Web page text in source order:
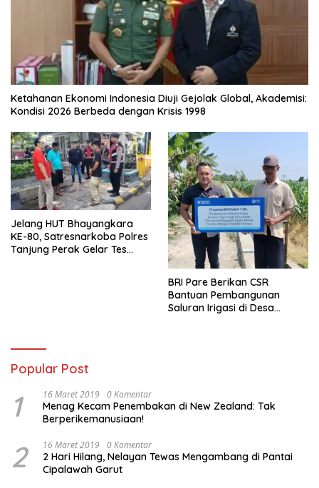
Ketahanan Ekonomi Indonesia Diuji Gejolak Global, Akademisi:
Kondisi 2026 Berbeda dengan Krisis 1998
Jelang HUT Bhayangkara
KE-80, Satresnarkoba Polres
Tanjung Perak Gelar Tes
BRI Pare Berikan CSR
Bantuan Pembangunan
Saluran Irigasi di Desa
Popular Post
1 16 Maret 2019 0 Komentar
Menag Kecam Penembakan di New Zealand: Tak
Berperikemanusiaan!
2 16 Maret 2019 0 Komentar
2 Hari Hilang, Nelayan Tewas Mengambang di Pantai
Cipalawah Garut